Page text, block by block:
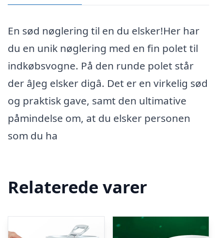
En sød nøglering til en du elsker!Her har
du en unik nøglering med en fin polet til
indkøbsvogne. På den runde polet står
der âJeg elsker digâ. Det er en virkelig sød
og praktisk gave, samt den ultimative
påmindelse om, at du elsker personen
som du ha
Relaterede varer